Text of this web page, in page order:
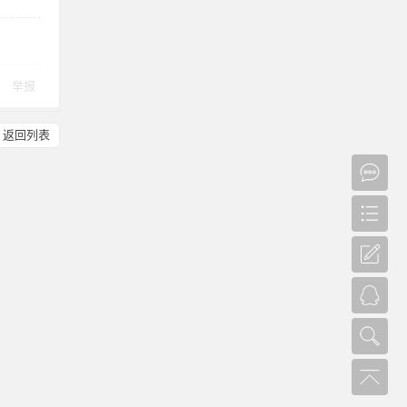
举报
返回列表